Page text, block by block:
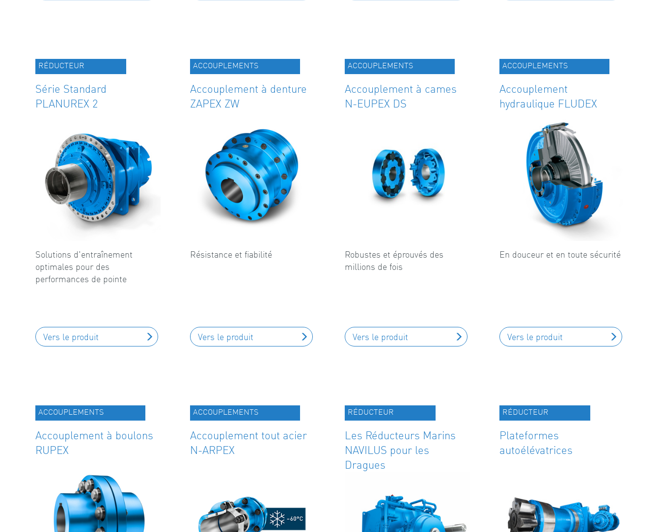
RÉDUCTEUR
Série Standard
PLANUREX 2
Solutions d'entraînement
optimales pour des
performances de pointe
Vers le produit
ACCOUPLEMENTS
Accouplement à denture
ZAPEX ZW
Résistance et fiabilité
Vers le produit
ACCOUPLEMENTS
Accouplement à cames
N-EUPEX DS
Robustes et éprouvés des
millions de fois
Vers le produit
ACCOUPLEMENTS
Accouplement
hydraulique FLUDEX
En douceur et en toute sécurité
Vers le produit
ACCOUPLEMENTS
Accouplement à boulons
RUPEX
ACCOUPLEMENTS
Accouplement tout acier
N-ARPEX
RÉDUCTEUR
Les Réducteurs Marins
NAVILUS pour les
Dragues
RÉDUCTEUR
Plateformes
autoélévatrices